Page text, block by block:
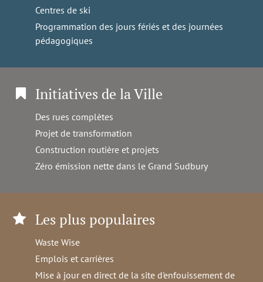
Centres de ski
Programmation des jours fériés et des journées
pédagogiques
Initiatives de la Ville
Des rues complètes
Projet de transformation
Construction routière et projets
Zéro émission nette dans le Grand Sudbury
Les plus populaires
Waste Wise
Emplois et carrières
Mise à jour en direct de la site d'enfouissement de